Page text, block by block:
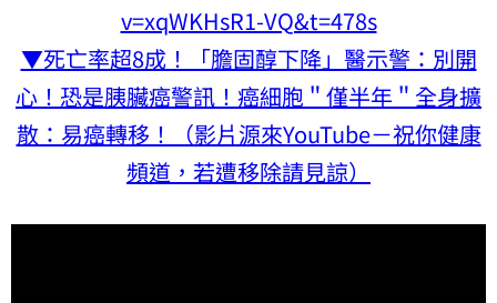
v=xqWKHsR1-VQ&t=478s
▼死亡率超8成！「膽固醇下降」醫示警：別開
心！恐是胰臟癌警訊！癌細胞＂僅半年＂全身擴
散：易癌轉移！（影片源來YouTube－祝你健康
頻道，若遭移除請見諒）​